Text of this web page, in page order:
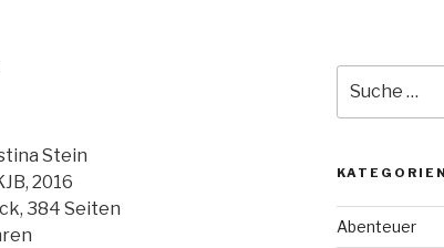
Stein
2016
384 Seiten
nach:
KATEGORIEN
Abenteuer